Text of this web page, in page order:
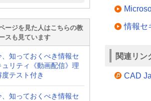
情報セ
関連リン
CAD
ージを見た人はこちらの教
スも見ています
、知っておくべき情報セ
ュリティ《動画配信》理
度テスト付き
、知っておくべき情報セ